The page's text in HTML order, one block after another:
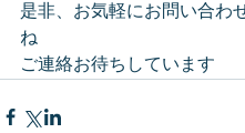
是非、お気軽にお問い合わ
ね
ご連絡お待ちしています